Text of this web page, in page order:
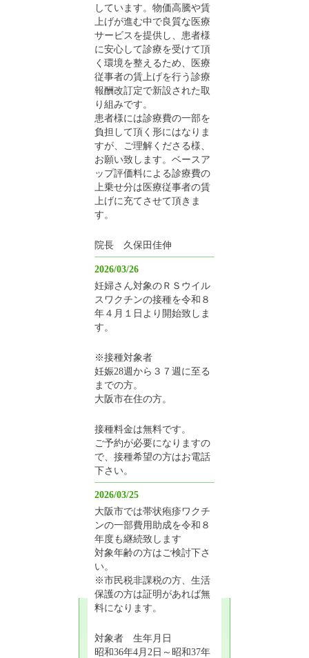
しています。物価高騰や賃
上げが進む中で良質な医療
サービスを提供し、患者様
に安心して診療を受けて頂
く環境を整えるため、医療
従事者の賃上げを行う診療
報酬改訂定で新設された取
り組みです。
患者様には診療費の一部を
負担して頂く形にはなりま
すが、ご理解くださる様、
お願い致します。ベースア
ップ評価料による診療費の
上乗せ分は医療従事者の賃
上げに充てさせて頂きま
す。
院長 久保田佳伸
2026/03/26
妊婦さん対象のＲＳウイル
スワクチンの接種を令和８
年４月１日より開始致しま
す。
※接種対象者
妊娠28週から３７週に至る
までの方。
大阪市在住の方。
接種料金は無料です。
ご予約が必要になりますの
で、接種希望の方はお電話
下さい。
2026/03/25
大阪市では帯状疱疹ワクチ
ンの一部費用助成を令和８
年度も継続致します
対象年齢の方はご検討下さ
い。
※市民税非課税の方、生活
保護の方は証明があれば無
料になります。
対象者 生年月日
昭和36年4月2日～昭和37年